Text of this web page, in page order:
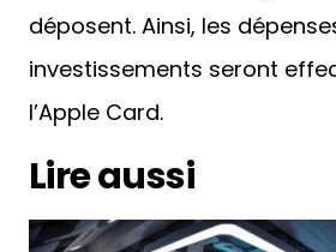
déposent. Ainsi, les
investissements seront
l’Apple Card.
Lire aussi